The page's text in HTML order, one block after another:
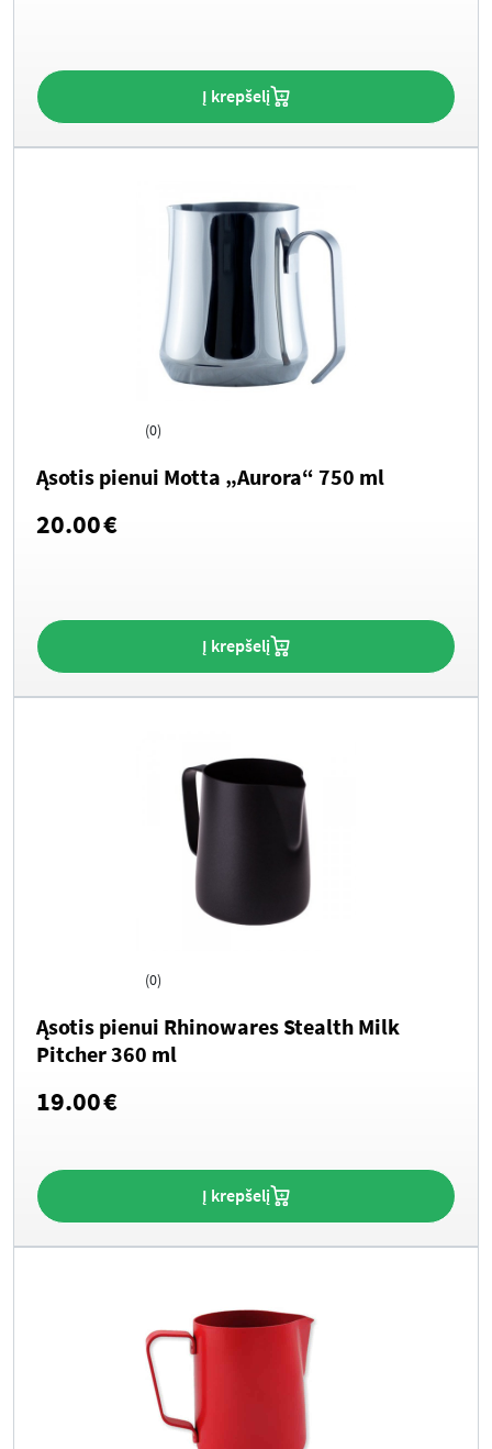
Į krepšelį
(0)
Ąsotis pienui Motta „Aurora“ 750 ml
20.00€
Į krepšelį
(0)
Ąsotis pienui Rhinowares Stealth Milk
Pitcher 360 ml
19.00€
Į krepšelį